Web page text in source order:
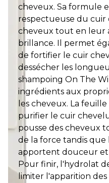
cheveux. Sa formule
respectueuse du cuir
cheveux tout en leur
brillance. Il permet
de fortifier le cuir
dessécher les
shampoing On The
ingrédients aux
les cheveux. La
purifier le cuir
pousse des cheveux
de la force tandis que
apportent douceur et
Pour finir, l'hydrolat
limiter l'apparition